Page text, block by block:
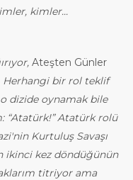
kimler...
Ateşten Günler
Herhangi bir rol teklif
dizide oynamak bile
“Atatürk!” Atatürk rolü
Kurtuluş Savaşı
ikinci kez döndüğünün
titriyor ama